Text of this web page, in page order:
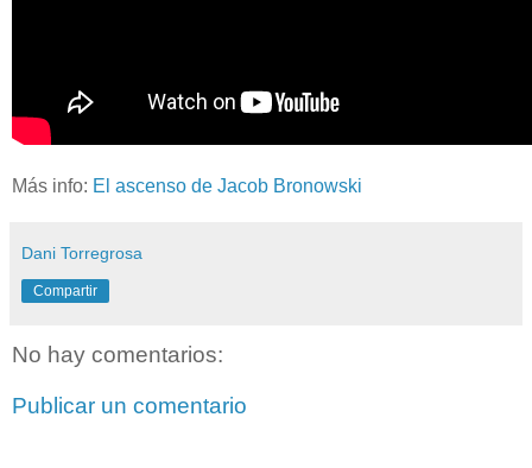
Más info: El ascenso de Jacob Bronowski
Dani Torregrosa
Compartir
No hay comentarios:
Publicar un comentario